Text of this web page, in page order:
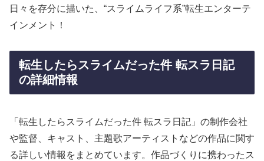
日々を存分に描いた、“スライムライフ系”転生エンターテ
インメント！
転生したらスライムだった件 転スラ日記
の詳細情報
「転生したらスライムだった件 転スラ日記」の制作会社
や監督、キャスト、主題歌アーティストなどの作品に関す
る詳しい情報をまとめています。作品づくりに携わったス